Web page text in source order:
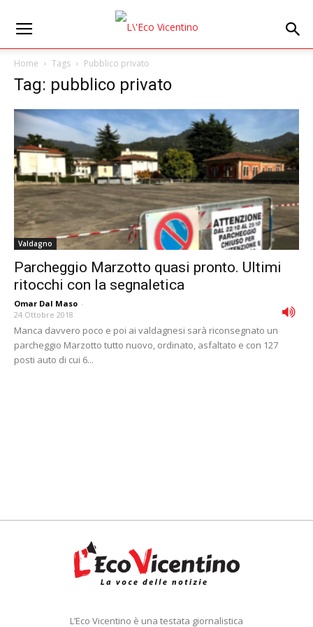
Home Tags Pubblico privato
Tag: pubblico privato
Valdagno
Parcheggio Marzotto quasi pronto. Ultimi
ritocchi con la segnaletica
Omar Dal Maso -
24 Ottobre 2018
Manca davvero poco e poi ai valdagnesi sarà riconsegnato un
parcheggio Marzotto tutto nuovo, ordinato, asfaltato e con 127
posti auto di cui 6...
L’Eco Vicentino è una testata giornalistica